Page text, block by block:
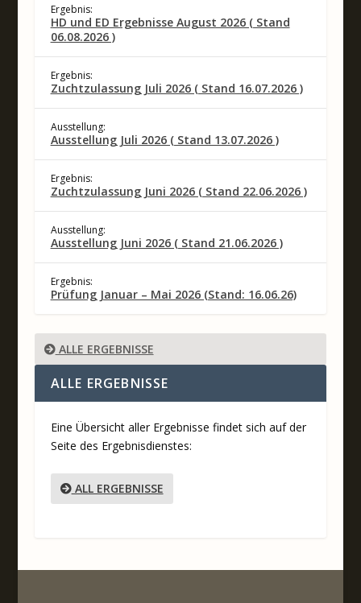
Ergebnis:
HD und ED Ergebnisse August 2026 ( Stand
06.08.2026 )
Ergebnis:
Zuchtzulassung Juli 2026 ( Stand 16.07.2026 )
Ausstellung:
Ausstellung Juli 2026 ( Stand 13.07.2026 )
Ergebnis:
Zuchtzulassung Juni 2026 ( Stand 22.06.2026 )
Ausstellung:
Ausstellung Juni 2026 ( Stand 21.06.2026 )
Ergebnis:
Prüfung Januar – Mai 2026 (Stand: 16.06.26)
ALLE ERGEBNISSE
ALLE ERGEBNISSE
Eine Übersicht aller Ergebnisse findet sich auf der
Seite des Ergebnisdienstes:
ALL ERGEBNISSE